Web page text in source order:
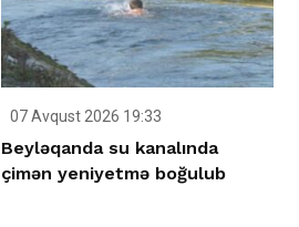
07 Avqust 2026 19:33
Beyləqanda su kanalında
çimən yeniyetmə boğulub